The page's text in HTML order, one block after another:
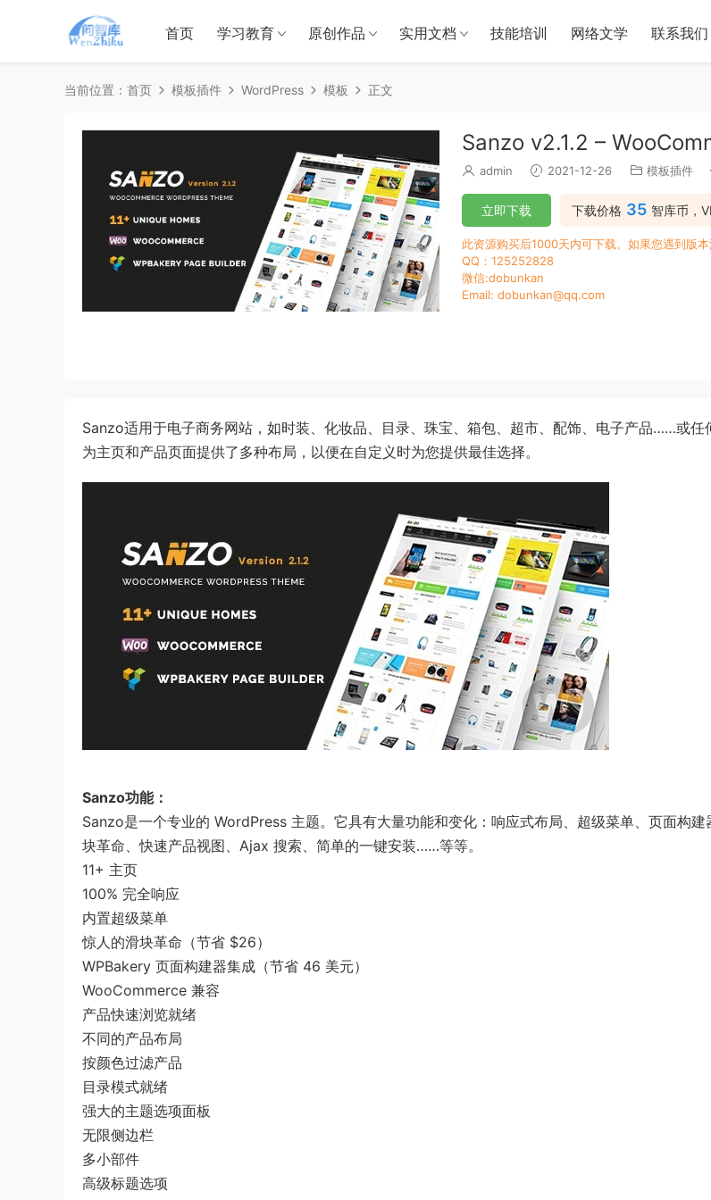
首页 学习教育 原创作品 实用文档 技能培训 网络文学 联系我们
当前位置： 首页 模板插件 WordPress 模板 正文
Sanzo v2.1.2 –
admin 2021-12-26 模板插件
下载价格 35 智库币，
立即下载
此资源购买后1000天内可下载。如果您遇到版
QQ：125252828
微信:dobunkan
Email: dobunkan@qq.com
Sanzo适用于电子商务网站，如时装、化妆品、目录、珠宝、箱包、超市、配饰、电子产品……或任
为主页和产品页面提供了多种布局，以便在自定义时为您提供最佳选择。
Sanzo功能：
Sanzo是一个专业的 WordPress 主题。它具有大量功能和变化：响应式布局、超级菜单、页面构建
块革命、快速产品视图、Ajax 搜索、简单的一键安装……等等。
11+ 主页
100% 完全响应
内置超级菜单
惊人的滑块革命（节省 $26）
WPBakery 页面构建器集成（节省 46 美元）
WooCommerce 兼容
产品快速浏览就绪
不同的产品布局
按颜色过滤产品
目录模式就绪
强大的主题选项面板
无限侧边栏
多小部件
高级标题选项